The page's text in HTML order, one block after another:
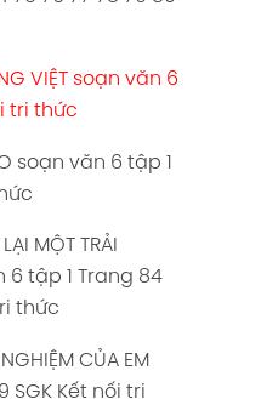
MỘT KỈ NIỆM
28 SGK Kết
CỦA EM
SGK Kết nối tri
RỘNG soạn văn
tri thức
GÁI TÔI soạn
56 SGK Kết nối tri
LẠI CẢM XÚC
TỰ SỰ VÀ MIÊU TẢ
59 SGK Kết nối
VỀ MỘT VẤN ĐỀ
soạn văn 6 tập 1
thức
VIỆT soạn văn 6
tri thức
soạn văn 6 tập 1
MỘT TRẢI
6 tập 1 Trang 84
thức
CỦA EM
SGK Kết nối tri